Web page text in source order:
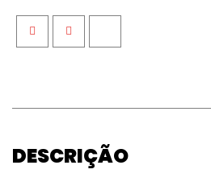
FacebookTwitterGoogle+
DESCRIÇÃO